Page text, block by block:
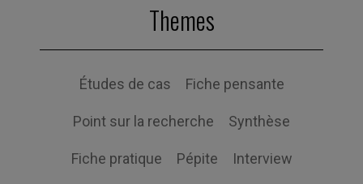
Themes
Études de cas Fiche pensante
Point sur la recherche Synthèse
Fiche pratique Pépite Interview